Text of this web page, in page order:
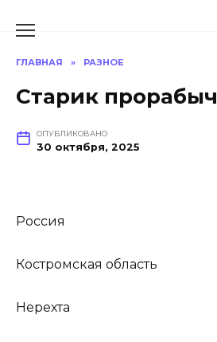
ГЛАВНАЯ » РАЗНОЕ
Старик прорабыч
ОПУБЛИКОВАНО
30 октября, 2025
Россия
Костромская область
Нерехта